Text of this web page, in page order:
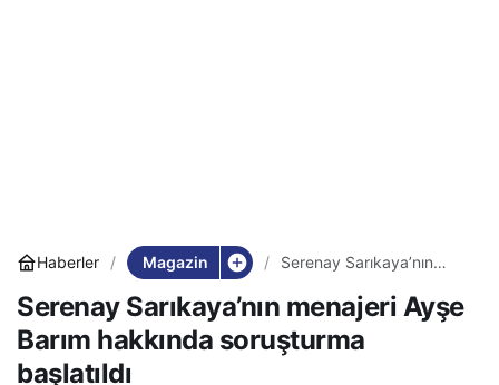
Haberler Magazin
Serenay Sarıkaya’nın
hakkında soruşturma
başlatıldı
Serenay Sarıkaya’nın menajeri Ayşe
Barım hakkında soruşturma
başlatıldı